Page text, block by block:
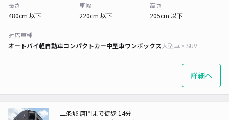
長さ
480cm 以下
車幅
220cm 以下
高さ
205cm 以下
対応車種
オートバイ軽自動車コンパクトカー中型車ワンボックス大型車・SUV
詳細へ
二条城 唐門まで徒歩 14分